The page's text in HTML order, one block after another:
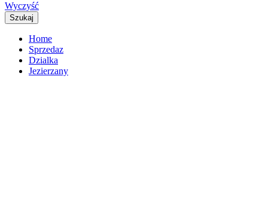
Wyczyść
Szukaj
Home
Sprzedaz
Dzialka
Jezierzany